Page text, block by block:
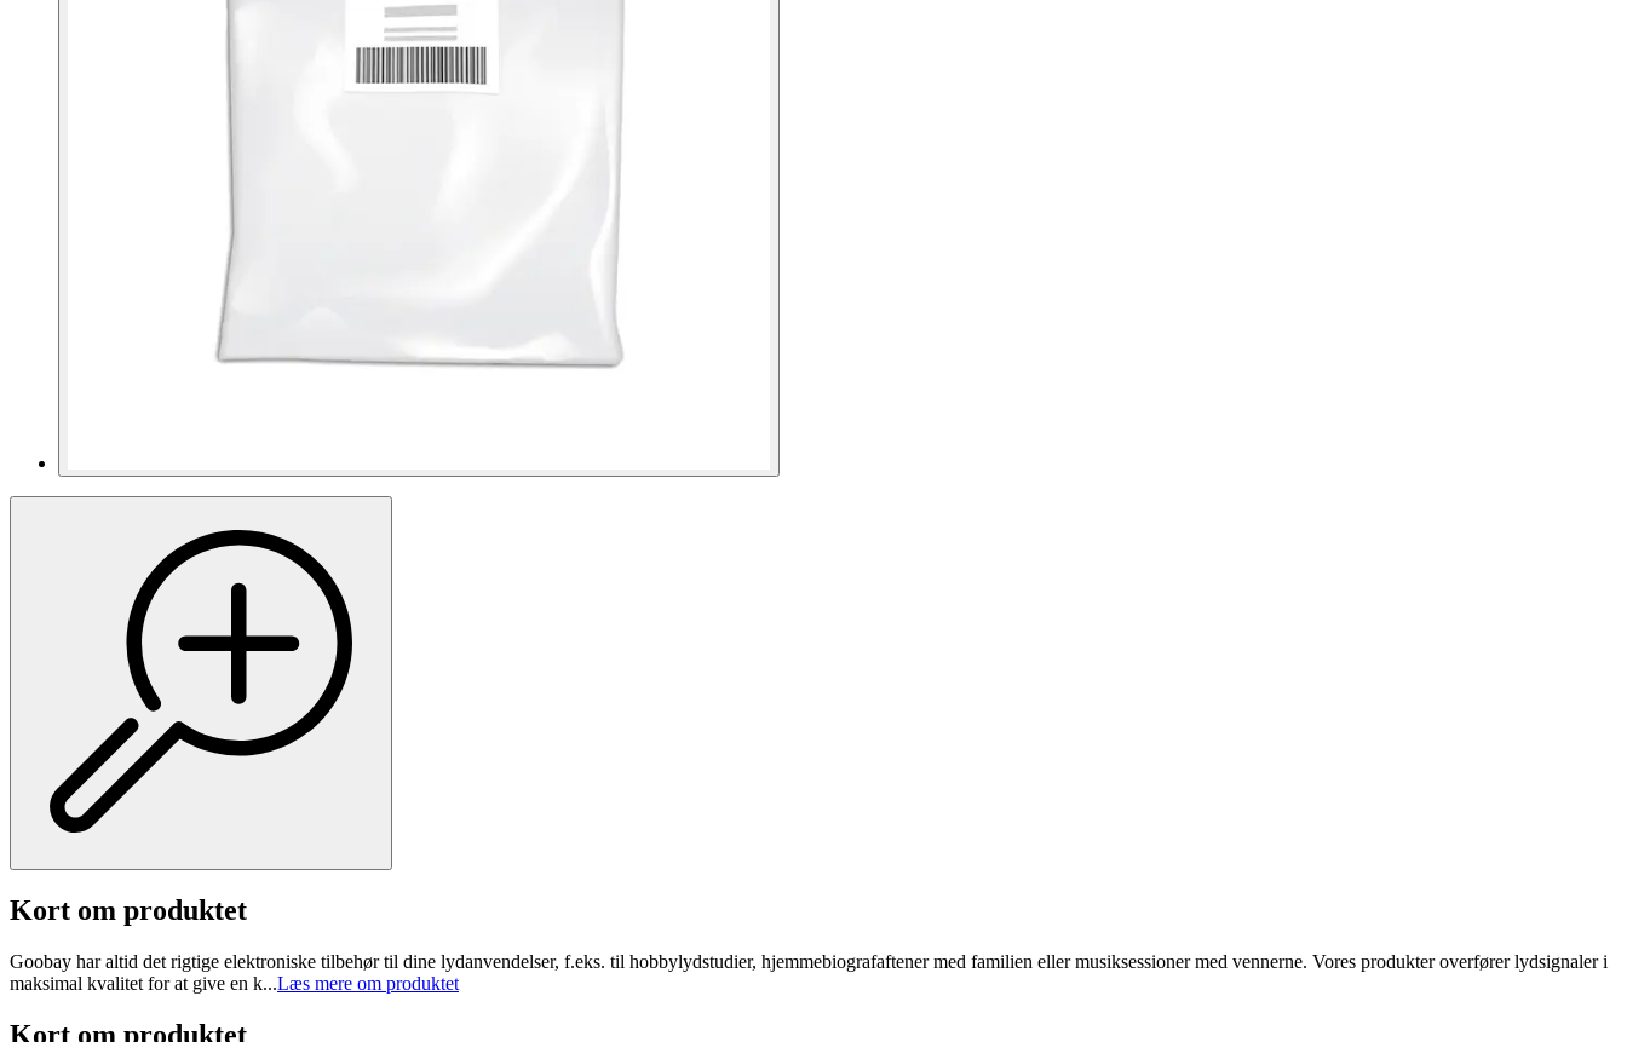
Kort om produktet
Goobay har altid det rigtige elektroniske tilbehør til dine lydanvendelser, f.eks. til hobbylydstudier, hjemmebiografaftener med familien eller musiksessioner med vennerne. Vores produkter overfører lydsignaler i
maksimal kvalitet for at give en k...Læs mere om produktet
Kort om produktet